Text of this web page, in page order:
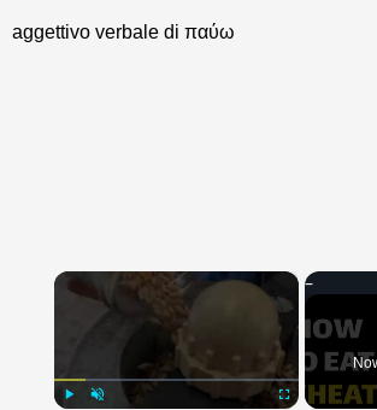
aggettivo verbale di παύω
×